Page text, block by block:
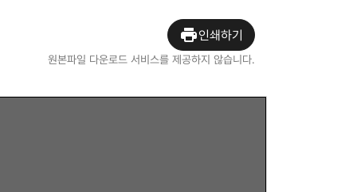
인쇄하기
원본파일 다운로드 서비스를 제공하지 않습니다.